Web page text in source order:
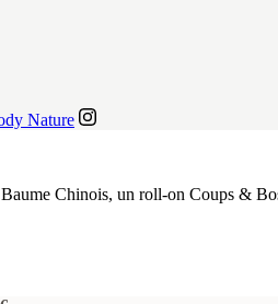
Nature
Chinois, un roll-on Coups &